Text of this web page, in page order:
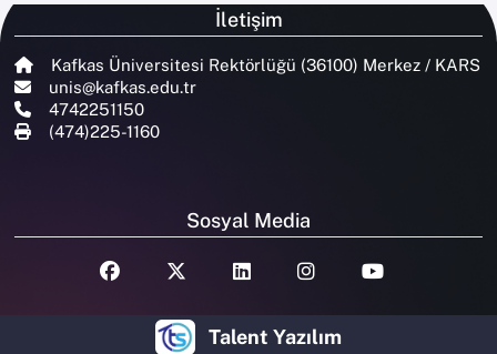
İletişim
Kafkas Üniversitesi Rektörlüğü (36100) Merkez / KARS
unis@kafkas.edu.tr
4742251150
(474)225-1160
Sosyal Media
Talent Yazılım